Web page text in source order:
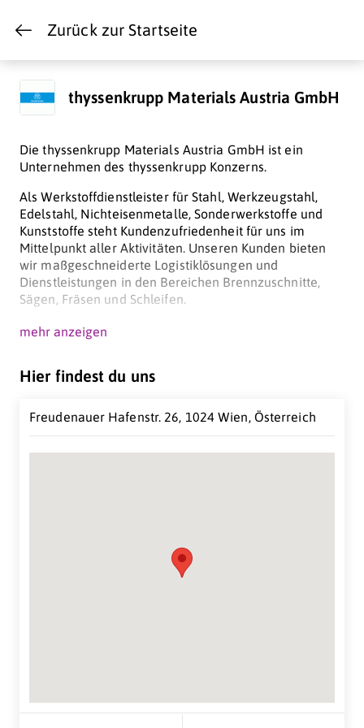
Zurück zur Startseite
thyssenkrupp Materials Austria GmbH
Die thyssenkrupp Materials Austria GmbH ist ein
Unternehmen des thyssenkrupp Konzerns.
Als Werkstoffdienstleister für Stahl, Werkzeugstahl,
Edelstahl, Nichteisenmetalle, Sonderwerkstoffe und
Kunststoffe steht Kundenzufriedenheit für uns im
Mittelpunkt aller Aktivitäten. Unseren Kunden bieten
wir maßgeschneiderte Logistiklösungen und
Dienstleistungen in den Bereichen Brennzuschnitte,
Sägen, Fräsen und Schleifen.
Mit unseren über 220 Mitarbeiterinnen und
unseren Kunden.
mehr anzeigen
Hier findest du uns
Freudenauer Hafenstr. 26, 1024 Wien, Österreich